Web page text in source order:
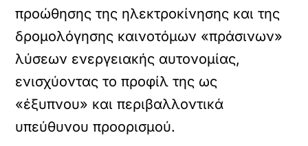
προώθησης της ηλεκτροκίνησης και της
δρομολόγησης καινοτόμων «πράσινων»
λύσεων ενεργειακής αυτονομίας,
ενισχύοντας το προφίλ της ως
«έξυπνου» και περιβαλλοντικά
υπεύθυνου προορισμού.